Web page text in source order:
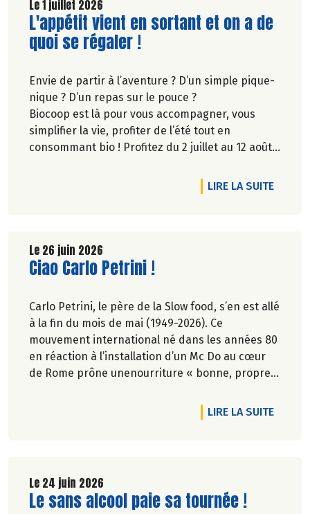
Le 1 juillet 2026
Lire la suite de l'article
L'appétit vient en sortant et on a de
quoi se régaler !
Envie de partir à l’aventure ? D’un simple pique-
nique ? D’un repas sur le pouce ?
Biocoop est là pour vous accompagner, vous
simplifier la vie, profiter de l’été tout en
consommant bio ! Profitez du 2 juillet au 12 août
LIRE LA SUITEDE
Le 26 juin 2026
Lire la suite de l'article
Ciao Carlo Petrini !
Carlo Petrini, le père de la Slow food, s’en est allé
à la fin du mois de mai (1949-2026). Ce
mouvement international né dans les années 80
en réaction à l’installation d’un Mc Do au cœur
de Rome prône unenourriture « bonne, propre
republions ici l’entretien qu’il avait accordé
àCulture Bioen 2018,et qui reste totalement
LIRE LA SUITEDE
Le 24 juin 2026
Lire la suite de l'article
Le sans alcool paie sa tournée !